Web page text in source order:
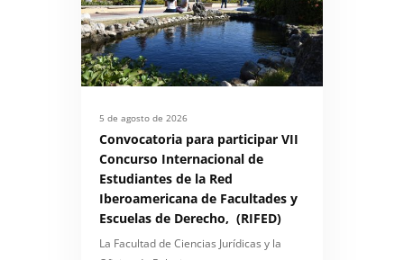
5 de agosto de 2026
Convocatoria para participar VII
Concurso Internacional de
Estudiantes de la Red
Iberoamericana de Facultades y
Escuelas de Derecho, (RIFED)
La Facultad de Ciencias Jurídicas y la